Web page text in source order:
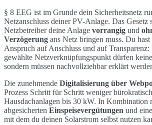
§ 8 EEG ist im Grunde dein Sicherheitsnetz
Netzanschluss deiner PV-Anlage. Das Gesetz
Netzbetreiber deine Anlage vorrangig und
Verzögerung ans Netz bringen muss. Du
Anspruch auf Anschluss und auf
gewählte Netzverknüpfungspunkt dürfen
sondern müssen nachvollziehbar erklärt
Die zunehmende Digitalisierung über
Prozess Schritt für Schritt weniger
Hausdachanlagen bis 30 kW. In Kombination
abgesicherten Einspeisevergütungen und
mit dem du deinen Solarstrom selbst nutzen